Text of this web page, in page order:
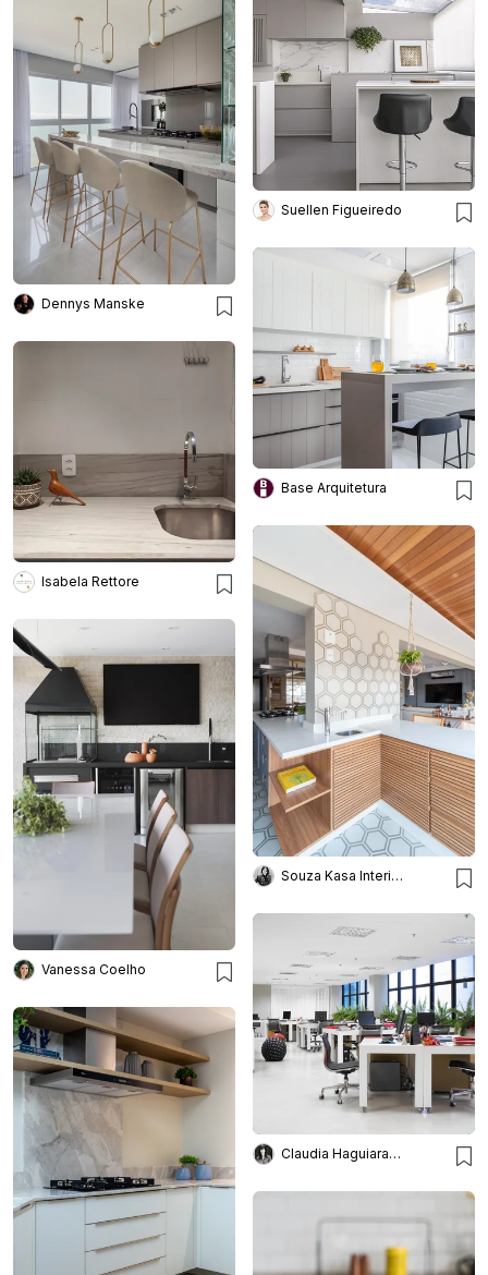
Suellen Figueiredo
Dennys Manske
Base Arquitetura
Isabela Rettore
Souza Kasa Interiores
Vanessa Coelho
Claudia Haguiara Arquitetura